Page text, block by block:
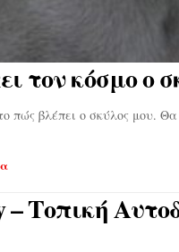
τον κόσμο ο
πώς βλέπει ο σκύλος μου.
– Τοπική